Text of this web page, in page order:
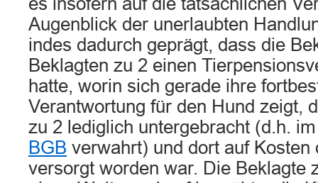
Augenblick der unerlaubten
indes dadurch geprägt, dass die
Beklagten zu 2 einen
hatte, worin sich gerade ihre
Verantwortung für den Hund zeigt,
zu 2 lediglich untergebracht (d.h.
BGB verwahrt) und dort auf Kosten
versorgt worden war. Die Beklagte